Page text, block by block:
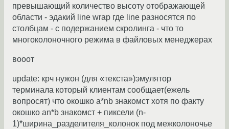
превышающий количество высоту отображающей
области - эдакий line wrap где line разносятся по
столбцам - с подержанием скролинга - что то
многоколоночного режима в файловых менеджерах
вооот
update: крч нужон (для «текста»)эмулятор
терминала который клиентам сообщает(ежель
вопросят) что окошко a*nb знакомст хотя по факту
окошко an*b знакомст + пиксели (n-
1)*ширина_разделителя_колонок под межколоночье